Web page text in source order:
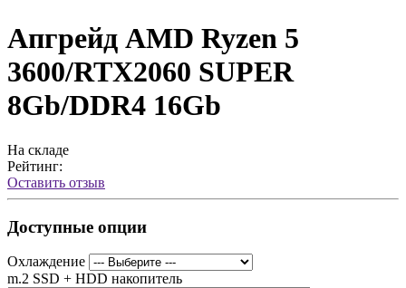
Апгрейд AMD Ryzen 5
3600/RTX2060 SUPER
8Gb/DDR4 16Gb
На складе
Рейтинг:
Оставить отзыв
Доступные опции
Охлаждение
m.2 SSD + HDD накопитель